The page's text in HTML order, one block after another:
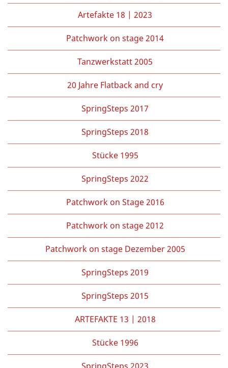
Artefakte 18 | 2023
Patchwork on stage 2014
Tanzwerkstatt 2005
20 Jahre Flatback and cry
SpringSteps 2017
SpringSteps 2018
Stücke 1995
SpringSteps 2022
Patchwork on Stage 2016
Patchwork on stage 2012
Patchwork on stage Dezember 2005
SpringSteps 2019
SpringSteps 2015
ARTEFAKTE 13 | 2018
Stücke 1996